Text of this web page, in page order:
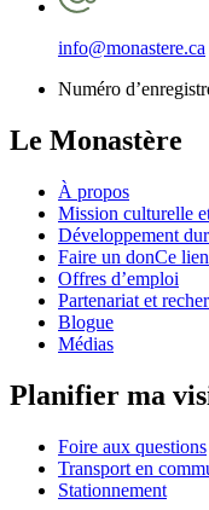
info@monastere.ca
Numéro
Le Monastère
À propos
Mission culturelle
Développement
Faire un donCe
Offres d’emploi
Partenariat et
Blogue
Médias
Planifier ma
Foire aux questions
Transport en
Stationnement